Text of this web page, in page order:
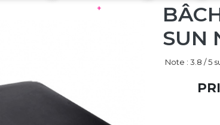
+
SUN
Note : 3.8 / 5